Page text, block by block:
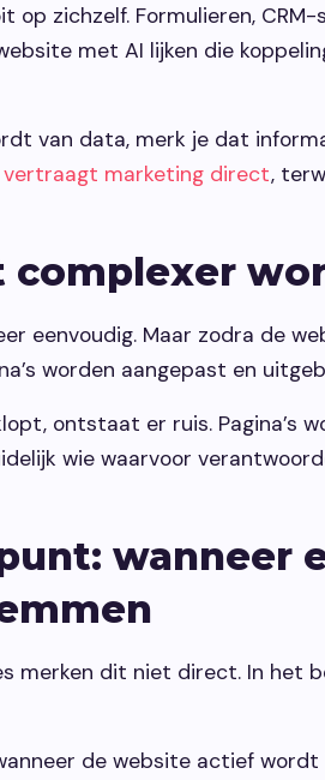
op zichzelf. Formulieren,
met AI lijken die
van data, merk je dat
vertraagt marketing direct,
complexer
eenvoudig. Maar zodra de
worden aangepast en
ontstaat er ruis. Pagina’s
wie waarvoor
wanneer
merken dit niet direct. In het
de website actief wordt